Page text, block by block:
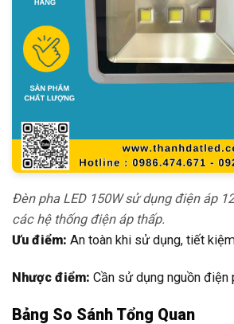
Đèn pha LED 150W sử dụng điện áp
các hệ thống điện áp thấp.
Ưu điểm: An toàn khi sử dụng, tiết
Nhược điểm: Cần sử dụng nguồn điện
Bảng So Sánh Tổng Quan